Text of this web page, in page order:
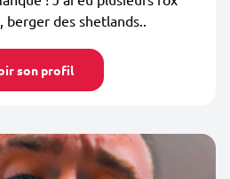
des shetlands..
son profil